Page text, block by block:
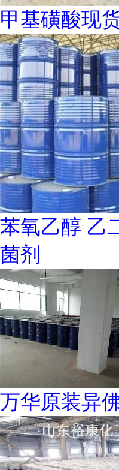
甲基磺酸现
苯氧乙醇 乙
菌剂
万华原装异